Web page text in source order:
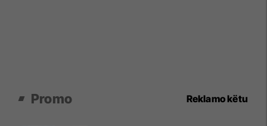
Promo Reklamo këtu